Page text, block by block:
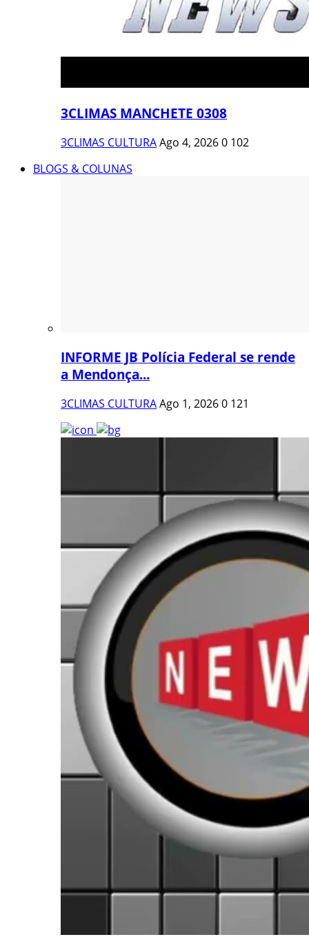
3CLIMAS MANCHETE 0308
3CLIMAS CULTURAAgo 4, 20260 102
BLOGS & COLUNAS
INFORME JB Polícia Federal se rende
a Mendonça...
3CLIMAS CULTURAAgo 1, 20260 121